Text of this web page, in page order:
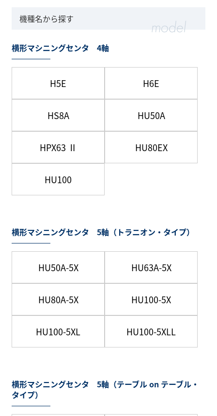
機種名から探す
横形マシニングセンタ 4軸
H5E H6E
HS8A HU50A
HPX63 Ⅱ HU80EX
HU100
横形マシニングセンタ 5軸（トラニオン・タイプ）
HU50A-5X HU63A-5X
HU80A-5X HU100-5X
HU100-5XL HU100-5XLL
横形マシニングセンタ 5軸（テーブル on テーブル・
タイプ）